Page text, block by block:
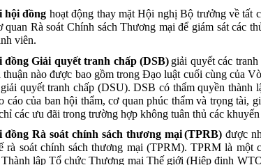
hội đồng hoạt động thay mặt Hội nghị Bộ trưởng về tất
quan Rà soát Chính sách Thương mại để giám sát các
viên.
đồng Giải quyết tranh chấp(DSB) giải quyết các tranh
thuận nào được bao gồm trong Đạo luật cuối cùng của
giải quyết tranh chấp(DSU). DSB có thẩm quyền thành
cáo của banhội thẩm,cơ quan phúc thẩm và trọng tài,
các ưu đãi trong trường hợp không tuân thủ các khuyến
đồng Rà soát chính sách thương mại(TPRB) được
rà soát chính sách thương mại (TPRM). TPRMlà một
lập Tổ chức Thương mại Thế giới (Hiệp định